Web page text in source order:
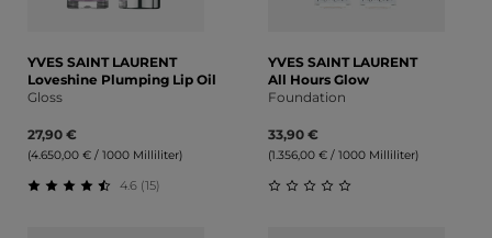
YVES SAINT LAURENT
Loveshine Plumping Lip Oil
Gloss
27,90 €
(4.650,00 € / 1000 Milliliter)
4.6 (15)
YVES SAINT LAURENT
All Hours Glow
Foundation
33,90 €
(1.356,00 € / 1000 Milliliter)